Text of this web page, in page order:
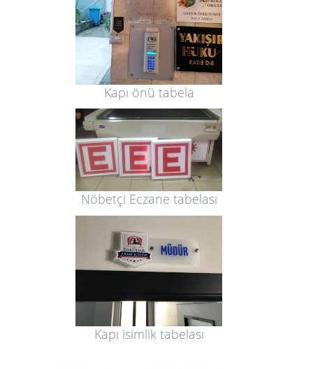
Kapı önü tabela
Nöbetçi Eczane tabelası
Kapı isimlik tabelası